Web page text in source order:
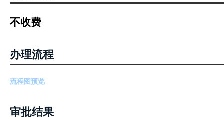
不收费
办理流程
流程图预览
审批结果